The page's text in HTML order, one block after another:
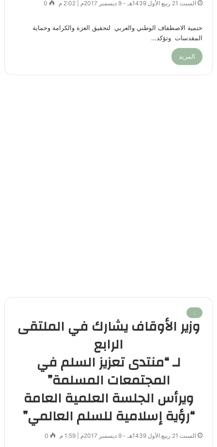
السبت 21 ربيع الأول 1439هـ - 9 ديسمبر 2017م | 2:02 م 0
حتمية الاصطفاف الوطني والعربي لتحقيق العزة والكرامة وحماية
المقدسات وتؤكد…
المزيد
:
وزير الأوقاف يشارك في الملتقى
الرابع
لـ “منتدى تعزيز السلم في
المجتمعات المسلمة”
ويرأس الجلسة العلمية العامة
“رؤية إسلامية للسلم العالمي”
السبت 21 ربيع الأول 1439هـ - 9 ديسمبر 2017م | 1:59 م 0